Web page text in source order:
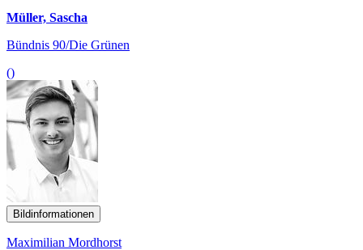
Müller, Sascha
Bündnis 90/Die Grünen
()
Bildinformationen
Maximilian Mordhorst